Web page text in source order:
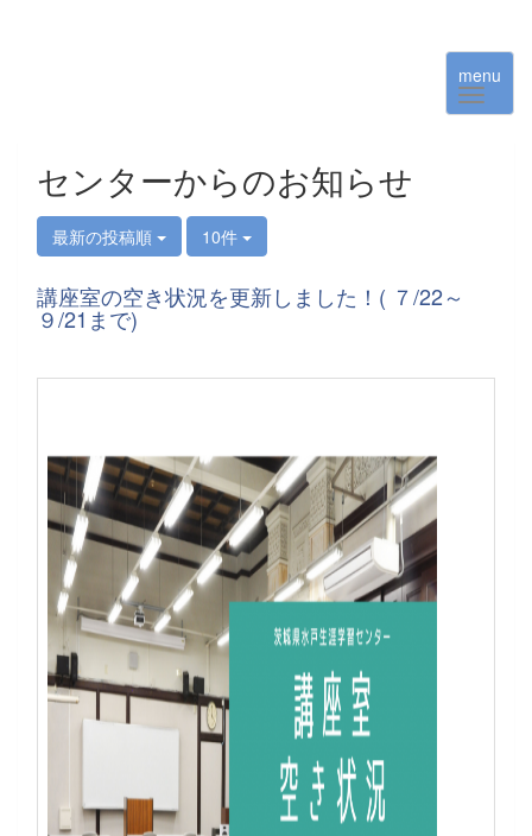
menu
センターからのお知らせ
最新の投稿順 10件
講座室の空き状況を更新しました！( ７/22～
９/21まで)